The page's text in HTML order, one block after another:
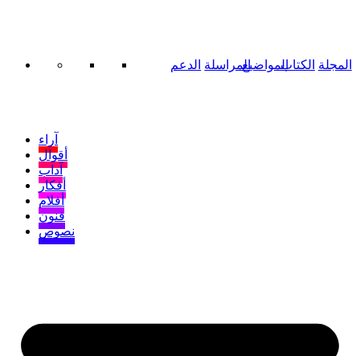
الدعم المراسلةالمواضيعالكتاب المجلة
آراء
أقوال
آداب
أفكار
أفلام
فنون
نصوص